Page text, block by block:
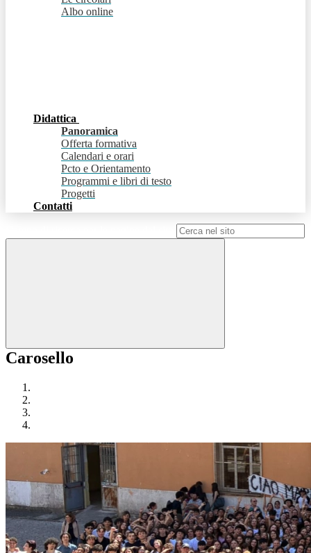
Albo online
Didattica
Panoramica
Offerta formativa
Calendari e orari
Pcto e Orientamento
Programmi e libri di testo
Progetti
Contatti
Carosello